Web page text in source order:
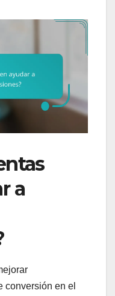
a
conversión en el